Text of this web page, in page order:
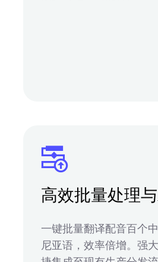
高效批量处理
一键批量翻译配音百个
尼亚语，效率倍增。强